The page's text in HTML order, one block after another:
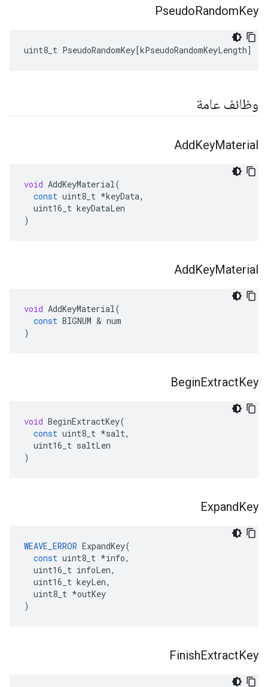
PseudoRandomKey
uint8_t PseudoRandomKey[kPseudoRandomKeyLength]
وظائف عامة
AddKeyMaterial
void AddKeyMaterial(
const uint8_t *keyData,
uint16_t keyDataLen
)
AddKeyMaterial
void AddKeyMaterial(
const BIGNUM & num
)
BeginExtractKey
void BeginExtractKey(
const uint8_t *salt,
uint16_t saltLen
)
ExpandKey
WEAVE_ERROR ExpandKey(
const uint8_t *info,
uint16_t infoLen,
uint16_t keyLen,
uint8_t *outKey
)
FinishExtractKey